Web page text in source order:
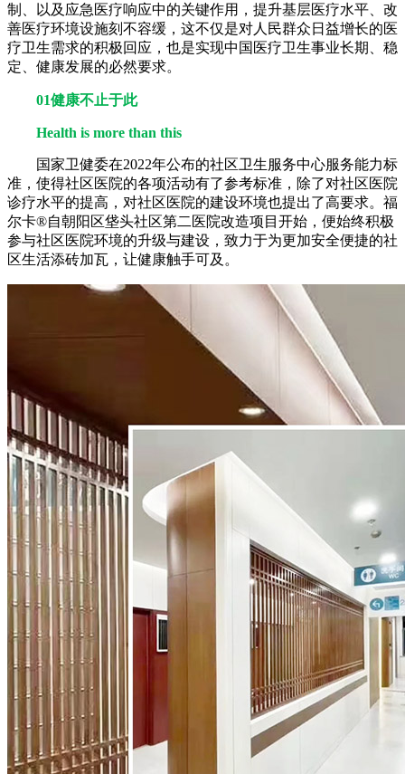
制、以及应急医疗响应中的关键作用，提升基层医疗水平、改
善医疗环境设施刻不容缓，这不仅是对人民群众日益增长的医
疗卫生需求的积极回应，也是实现中国医疗卫生事业长期、稳
定、健康发展的必然要求。
01健康不止于此
Health is more than this
国家卫健委在2022年公布的社区卫生服务中心服务能力标
准，使得社区医院的各项活动有了参考标准，除了对社区医院
诊疗水平的提高，对社区医院的建设环境也提出了高要求。福
尔卡®自朝阳区垡头社区第二医院改造项目开始，便始终积极
参与社区医院环境的升级与建设，致力于为更加安全便捷的社
区生活添砖加瓦，让健康触手可及。